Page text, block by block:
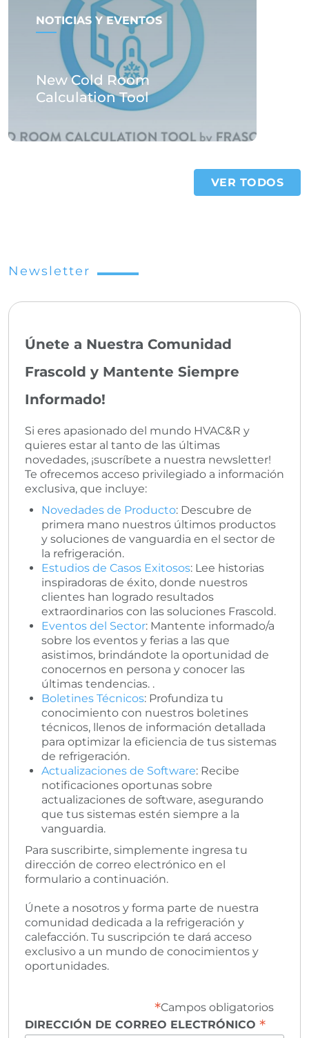
NOTICIAS Y EVENTOS
New Cold Room
Calculation Tool
VER TODOS
Newsletter
Únete a Nuestra Comunidad
Frascold y Mantente Siempre
Informado!
Si eres apasionado del mundo HVAC&R y
quieres estar al tanto de las últimas
novedades, ¡suscríbete a nuestra newsletter!
Te ofrecemos acceso privilegiado a información
exclusiva, que incluye:
Novedades de Producto: Descubre de
primera mano nuestros últimos productos
y soluciones de vanguardia en el sector de
la refrigeración.
Estudios de Casos Exitosos: Lee historias
inspiradoras de éxito, donde nuestros
clientes han logrado resultados
extraordinarios con las soluciones Frascold.
Eventos del Sector: Mantente informado/a
sobre los eventos y ferias a las que
asistimos, brindándote la oportunidad de
conocernos en persona y conocer las
últimas tendencias. .
Boletines Técnicos: Profundiza tu
conocimiento con nuestros boletines
técnicos, llenos de información detallada
para optimizar la eficiencia de tus sistemas
de refrigeración.
Actualizaciones de Software: Recibe
notificaciones oportunas sobre
actualizaciones de software, asegurando
que tus sistemas estén siempre a la
vanguardia.
Para suscribirte, simplemente ingresa tu
dirección de correo electrónico en el
formulario a continuación.
Únete a nosotros y forma parte de nuestra
comunidad dedicada a la refrigeración y
calefacción. Tu suscripción te dará acceso
exclusivo a un mundo de conocimientos y
oportunidades.
*Campos obligatorios
DIRECCIÓN DE CORREO ELECTRÓNICO *